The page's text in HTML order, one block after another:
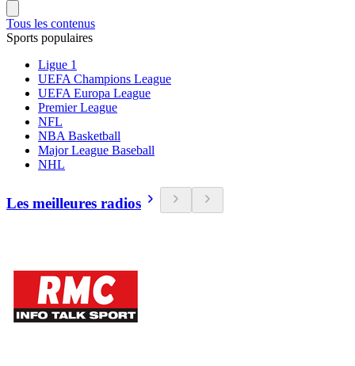
Tous les contenus
Sports populaires
Ligue 1
UEFA Champions League
UEFA Europa League
Premier League
NFL
NBA Basketball
Major League Baseball
NHL
Les meilleures radios